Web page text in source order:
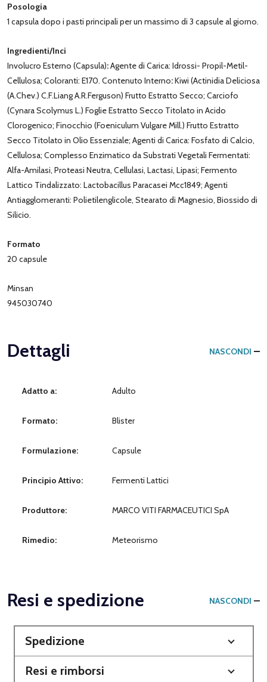
Posologia
1 capsula dopo i pasti principali per un massimo di 3 capsule al giorno.
Ingredienti/Inci
Involucro Esterno (Capsula):Agente di Carica: Idrossi- Propil-Metil-
Cellulosa; Coloranti: E170. Contenuto Interno:Kiwi (Actinidia Deliciosa
(A.Chev.) C.F.Liang A.R.Ferguson) Frutto Estratto Secco; Carciofo
(Cynara Scolymus L.) Foglie Estratto Secco Titolato in Acido
Clorogenico; Finocchio (Foeniculum Vulgare Mill.) Frutto Estratto
Secco Titolato in Olio Essenziale; Agenti di Carica: Fosfato di Calcio,
Cellulosa; Complesso Enzimatico da Substrati Vegetali Fermentati:
Alfa-Amilasi, Proteasi Neutra, Cellulasi, Lactasi, Lipasi; Fermento
Lattico Tindalizzato: Lactobacillus Paracasei Mcc1849; Agenti
Antiagglomeranti: Polietilenglicole, Stearato di Magnesio, Biossido di
Silicio.
Formato
20 capsule
Minsan
945030740
Dettagli NASCONDI
Adatto a: Adulto
Formato: Blister
Formulazione: Capsule
Principio Attivo: Fermenti Lattici
Produttore: MARCO VITI FARMACEUTICI SpA
Rimedio: Meteorismo
Resi e spedizione NASCONDI
Spedizione
Resi e rimborsi